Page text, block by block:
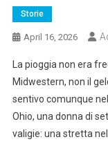
Storie
April 16, 2026
La pioggia non era
Midwestern, non il
sentivo comunque
Ohio, una donna di
valigie: una stretta